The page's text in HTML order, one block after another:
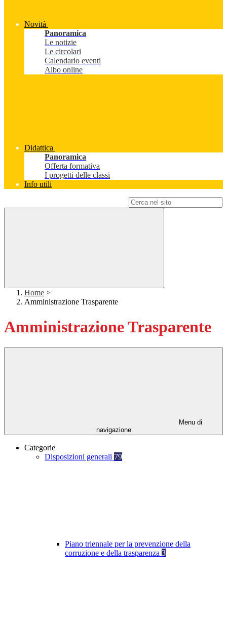
Novità
Panoramica
Le notizie
Le circolari
Calendario eventi
Albo online
Didattica
Panoramica
Offerta formativa
I progetti delle classi
Info utili
Home >
Amministrazione Trasparente
Amministrazione Trasparente
Menu di
navigazione
Categorie
Disposizioni generali 79
Piano triennale per la prevenzione della
corruzione e della trasparenza 3